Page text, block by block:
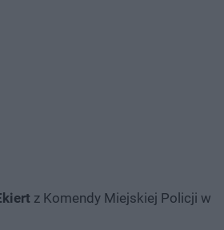
z Komendy Miejskiej Policji w